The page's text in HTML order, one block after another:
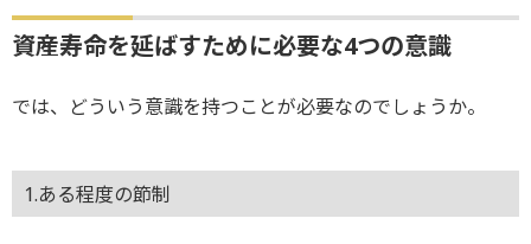
資産寿命を延ばすために必要な4つの意識
では、どういう意識を持つことが必要なのでしょうか。
1.ある程度の節制